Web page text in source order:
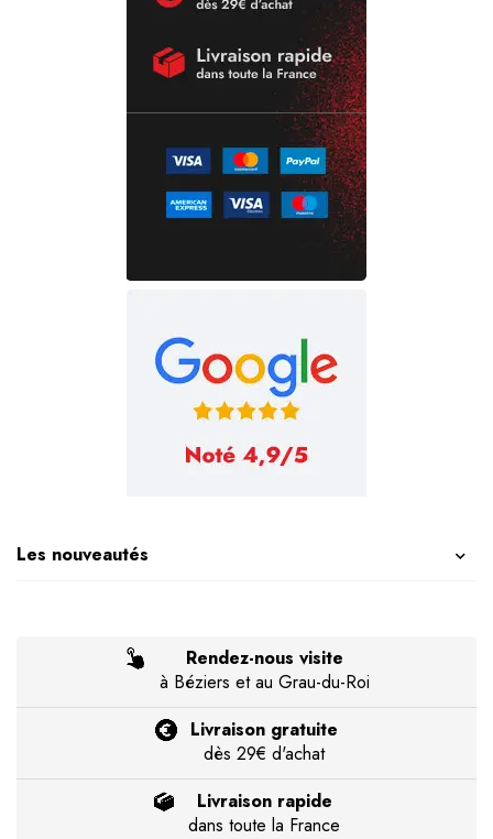
Les nouveautés
Rendez-nous visite
à Béziers et au Grau-du-Roi
Livraison gratuite
dès 29€ d'achat
Livraison rapide
dans toute la France